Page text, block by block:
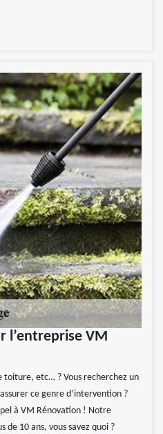
l’entreprise VM
toiture, etc… ? Vous recherchez un
ce genre d’intervention ?
à VM Rénovation ! Notre
de 10 ans, vous savez quoi ?